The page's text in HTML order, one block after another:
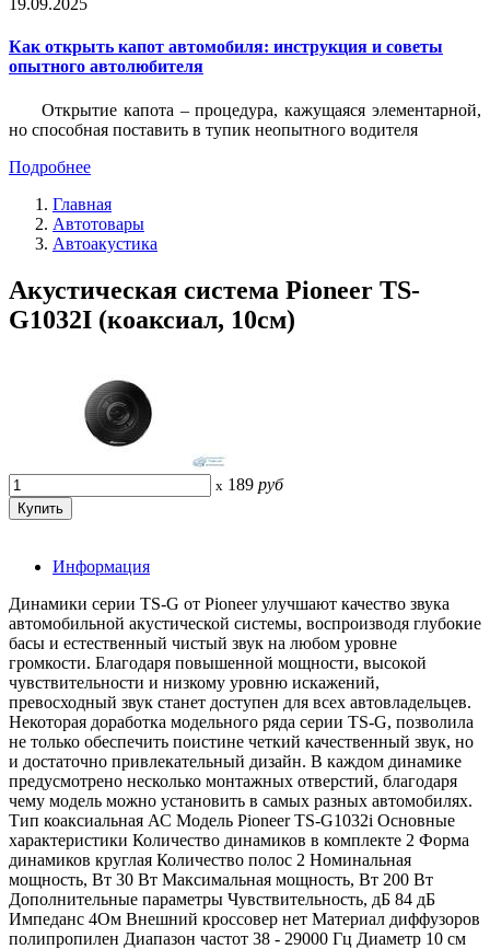
19.09.2025
Как открыть капот автомобиля: инструкция и советы
опытного автолюбителя
Открытие капота – процедура, кажущаяся элементарной,
но способная поставить в тупик неопытного водителя
Подробнее
Главная
Автотовары
Автоакустика
Акустическая система Pioneer TS-
G1032I (коаксиал, 10см)
x 189 руб
Информация
Динамики серии TS-G от Pioneer улучшают качество звука
автомобильной акустической системы, воспроизводя глубокие
басы и естественный чистый звук на любом уровне
громкости. Благодаря повышенной мощности, высокой
чувствительности и низкому уровню искажений,
превосходный звук станет доступен для всех автовладельцев.
Некоторая доработка модельного ряда серии TS-G, позволила
не только обеспечить поистине четкий качественный звук, но
и достаточно привлекательный дизайн. В каждом динамике
предусмотрено несколько монтажных отверстий, благодаря
чему модель можно установить в самых разных автомобилях.
Тип коаксиальная АС Модель Pioneer TS-G1032i Основные
характеристики Количество динамиков в комплекте 2 Форма
динамиков круглая Количество полос 2 Номинальная
мощность, Вт 30 Вт Максимальная мощность, Вт 200 Вт
Дополнительные параметры Чувствительность, дБ 84 дБ
Импеданс 4Ом Внешний кроссовер нет Материал диффузоров
полипропилен Диапазон частот 38 - 29000 Гц Диаметр 10 см